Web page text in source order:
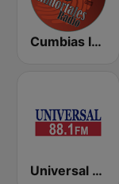
Cumbias Inmortales Radio
Universal 88.1 FM